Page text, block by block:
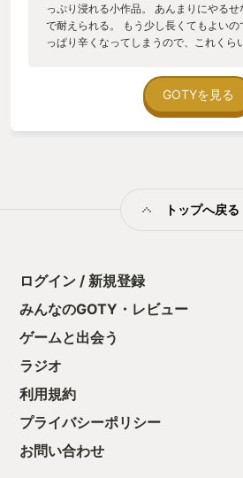
っぷり浸れる小作品。 あんまりにやる
で耐えられる。 もう少し長くてもよい
っぱり辛くなってしまうので、これくら
GOTYを見る
トップへ戻る
ログイン / 新規登録
みんなのGOTY・レビュー
ゲームと出会う
ラジオ
利用規約
プライバシーポリシー
お問い合わせ